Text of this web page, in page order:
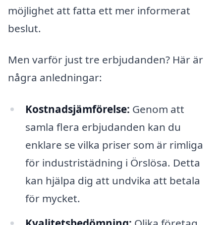
möjlighet att fatta ett mer informerat
beslut.
Men varför just tre erbjudanden? Här är
några anledningar:
Kostnadsjämförelse: Genom att
samla flera erbjudanden kan du
enklare se vilka priser som är rimliga
för industristädning i Örslösa. Detta
kan hjälpa dig att undvika att betala
för mycket.